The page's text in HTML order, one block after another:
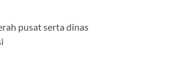
pusat serta dinas